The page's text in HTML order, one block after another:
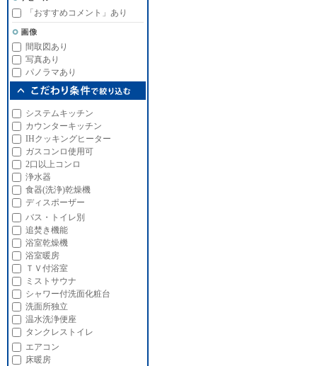
「おすすめコメント」あり
間取図あり
写真あり
パノラマあり
システムキッチン
カウンターキッチン
IHクッキングヒーター
ガスコンロ使用可
2口以上コンロ
浄水器
食器(洗浄)乾燥機
ディスポーザー
バス・トイレ別
追焚き機能
浴室乾燥機
浴室暖房
ＴＶ付浴室
ミストサウナ
シャワー付洗面化粧台
洗面所独立
温水洗浄便座
タンクレストイレ
エアコン
床暖房